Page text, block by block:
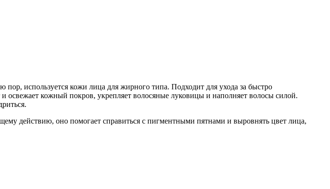
используется кожи лица для жирного типа. Подходит для ухода за быстро
кожный покров, укрепляет волосяные луковицы и наполняет волосы силой.
действию, оно помогает справиться с пигментными пятнами и выровнять цвет лица,